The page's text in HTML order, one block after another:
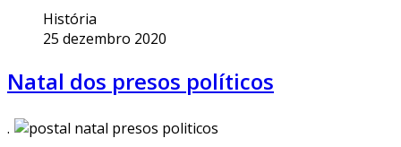
História
25 dezembro 2020
Natal dos presos políticos
.